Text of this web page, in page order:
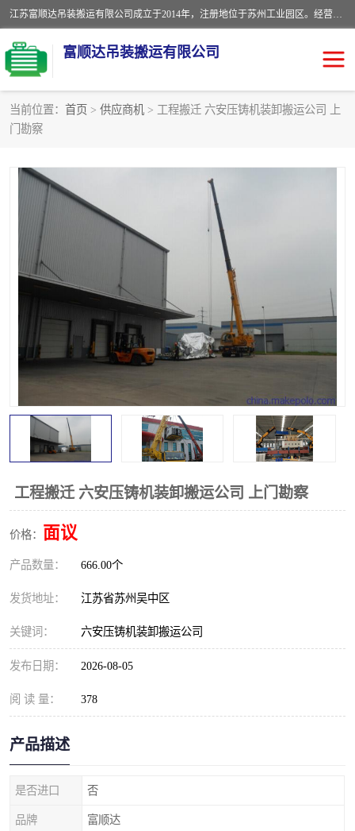
江苏富顺达吊装搬运有限公司成立于2014年，注册地位于苏州工业园区。经营范围包括起重吊装、搬运装卸服务；叉车、吊车租赁；水电安装；机电工程施工及维护；机电设备安装；家政服务、保洁服务。苏州搬运公司，苏州叉车出租，苏州吊车出租，苏州工厂设备搬运，专业设备吊装服务。
富顺达吊装搬运有限公司
当前位置： 首页 > 供应商机 > 工程搬迁 六安压铸机装卸搬运公司 上
门勘察
工程搬迁 六安压铸机装卸搬运公司 上门勘察
价格： 面议
产品数量： 666.00个
发货地址： 江苏省苏州吴中区
关键词： 六安压铸机装卸搬运公司
发布日期： 2026-08-05
阅 读 量： 378
产品描述
是否进口 否
品牌 富顺达
苏州设备搬运吊装服务
工厂搬迁公司 设备包装
设备定位移位 起重吊装
设备搬运 吊装公司
工厂设备搬运 专业设备吊装服务
吊车出租租赁服务 叉车出租租赁服务